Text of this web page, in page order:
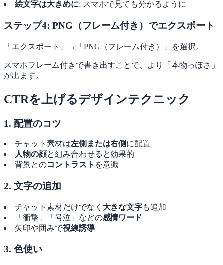
絵文字は大きめに: スマホで見ても分かるように
ステップ4: PNG（フレーム付き）でエクスポート
「エクスポート」→「PNG（フレーム付き）」を選択。
スマホフレーム付きで書き出すことで、より「本物っぽさ」
が出ます。
CTRを上げるデザインテクニック
1. 配置のコツ
チャット素材は左側または右側 に配置
人物の顔と組み合わせると効果的
背景とのコントラスト を意識
2. 文字の追加
チャット素材だけでなく 大きな文字も追加
「衝撃」「号泣」などの感情ワード
矢印や囲みで視線誘導
3. 色使い